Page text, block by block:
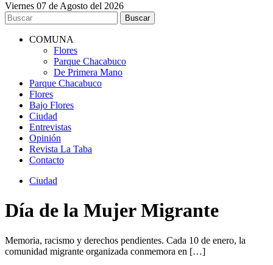
Viernes 07 de Agosto del 2026
COMUNA
Flores
Parque Chacabuco
De Primera Mano
Parque Chacabuco
Flores
Bajo Flores
Ciudad
Entrevistas
Opinión
Revista La Taba
Contacto
Ciudad
Día de la Mujer Migrante
Memoria, racismo y derechos pendientes. Cada 10 de enero, la
comunidad migrante organizada conmemora en […]